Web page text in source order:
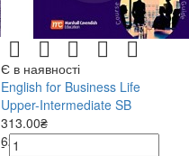
Є в наявності
English for Business Life
Upper-Intermediate SB
313.00₴
626.00₴
-